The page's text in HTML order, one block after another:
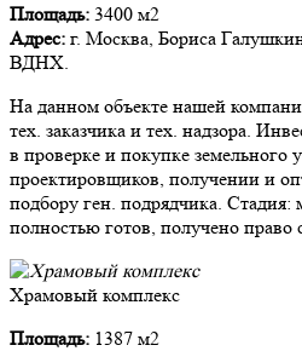
Площадь: 3400 м2
Адрес: г. Москва, Бориса
ВДНХ.
На данном объекте нашей
тех. заказчика и тех. надзора.
в проверке и покупке земельного
проектировщиков, получении и
подбору ген. подрядчика.
полностью готов, получено право
Храмовый комплекс
Площадь: 1387 м2